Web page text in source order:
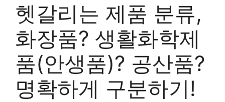
헷갈리는 제품 분류,
화장품? 생활화학제
품(안생품)? 공산품?
명확하게 구분하기!